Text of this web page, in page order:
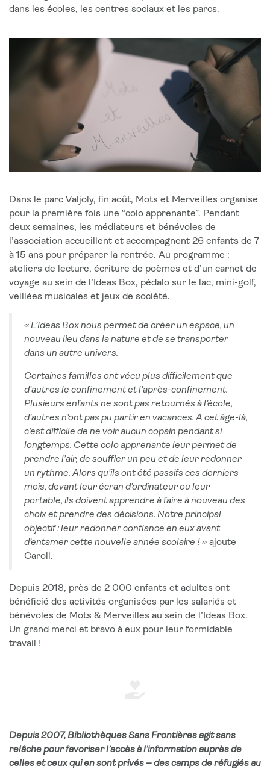
dans les écoles, les centres sociaux et les parcs.
Dans le parc Valjoly, fin août, Mots et Merveilles organise
pour la première fois une “colo apprenante”. Pendant
deux semaines, les médiateurs et bénévoles de
l’association accueillent et accompagnent 26 enfants de 7
à 15 ans pour préparer la rentrée. Au programme :
ateliers de lecture, écriture de poèmes et d’un carnet de
voyage au sein de l’Ideas Box, pédalo sur le lac, mini-golf,
veillées musicales et jeux de société.
« L’Ideas Box nous permet de créer un espace, un
nouveau lieu dans la nature et de se transporter
dans un autre univers.
Certaines familles ont vécu plus difficilement que
d’autres le confinement et l’après-confinement.
Plusieurs enfants ne sont pas retournés à l’école,
d’autres n’ont pas pu partir en vacances. A cet âge-là,
c’est difficile de ne voir aucun copain pendant si
longtemps. Cette colo apprenante leur permet de
prendre l’air, de souffler un peu et de leur redonner
un rythme. Alors qu’ils ont été passifs ces derniers
mois, devant leur écran d’ordinateur ou leur
portable, ils doivent apprendre à faire à nouveau des
choix et prendre des décisions. Notre principal
objectif : leur redonner confiance en eux avant
d’entamer cette nouvelle année scolaire ! » ajoute
Caroll.
Depuis 2018, près de 2 000 enfants et adultes ont
bénéficié des activités organisées par les salariés et
bénévoles de Mots & Merveilles au sein de l’Ideas Box.
Un grand merci et bravo à eux pour leur formidable
travail !
Depuis 2007, Bibliothèques Sans Frontières agit sans
relâche pour favoriser l’accès à l’information auprès de
celles et ceux qui en sont privés – des camps de réfugiés au